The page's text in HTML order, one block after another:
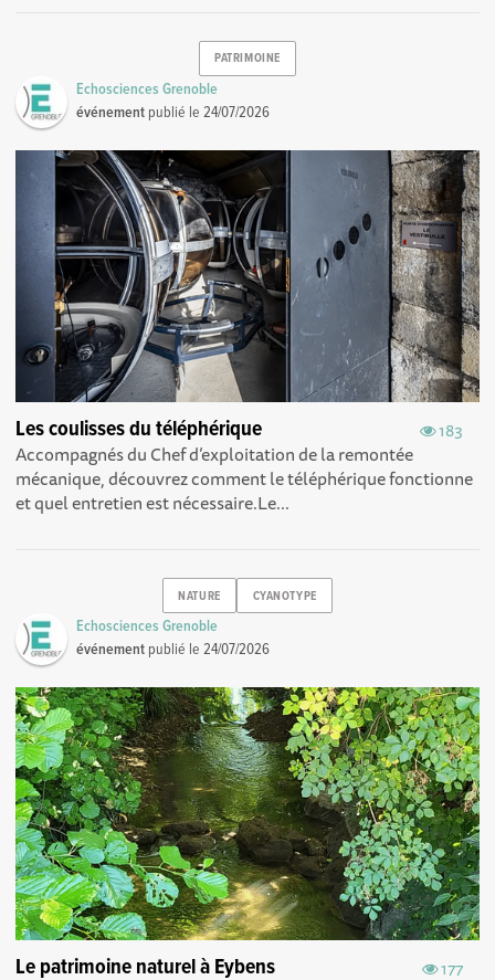
PATRIMOINE
Echosciences Grenoble
événement publié le24/07/2026
183
Les coulisses du téléphérique
Accompagnés du Chef d’exploitation de la remontée
mécanique, découvrez comment le téléphérique fonctionne
et quel entretien est nécessaire.Le...
NATURE CYANOTYPE
Echosciences Grenoble
événement publié le24/07/2026
177
Le patrimoine naturel à Eybens